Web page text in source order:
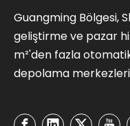
Guangming Bölgesi,
geliştirme ve pazar
m²'den fazla
depolama